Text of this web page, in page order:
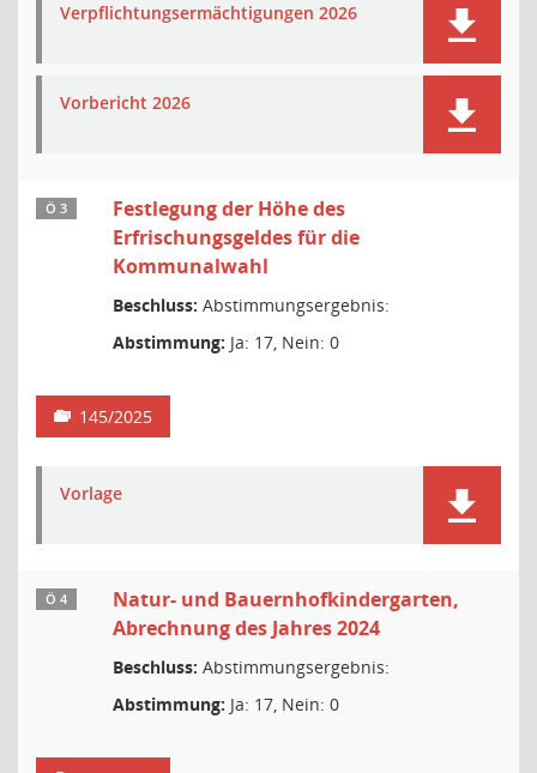
Verpflichtungsermächtigungen 2026
Vorbericht 2026
Ö 3
Festlegung der Höhe des
Erfrischungsgeldes für die
Kommunalwahl
Beschluss: Abstimmungsergebnis:
Abstimmung: Ja: 17, Nein: 0
145/2025
Vorlage
Ö 4
Natur- und Bauernhofkindergarten,
Abrechnung des Jahres 2024
Beschluss: Abstimmungsergebnis:
Abstimmung: Ja: 17, Nein: 0